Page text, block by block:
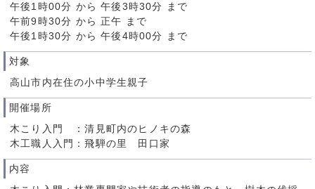
午後1時00分 から 午後3時30分 まで
午前9時30分 から 正午 まで
午後1時30分 から 午後4時00分 まで
対象
高山市内在住の小中学生親子
開催場所
木こり入門 ：清見町内のヒノキの森
木工職人入門：飛騨の里 田口家
内容